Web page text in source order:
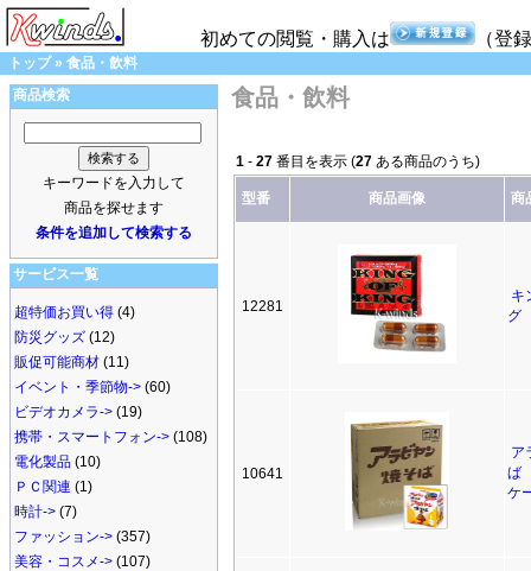
初めての閲覧・購入は （登
トップ» 食品・飲料
商品検索
キーワードを入力して
商品を探せます
条件を追加して検索する
サービス一覧
超特価お買い得 (4)
防災グッズ (12)
販促可能商材 (11)
イベント・季節物-> (60)
ビデオカメラ-> (19)
携帯・スマートフォン-> (108)
電化製品 (10)
ＰＣ関連 (1)
時計-> (7)
ファッション-> (357)
美容・コスメ-> (107)
食品・飲料
1 - 27 番目を表示 (27 ある商品のうち)
型番 商品画像 商
12281
キ
グ
10641
ア
ば
ケ